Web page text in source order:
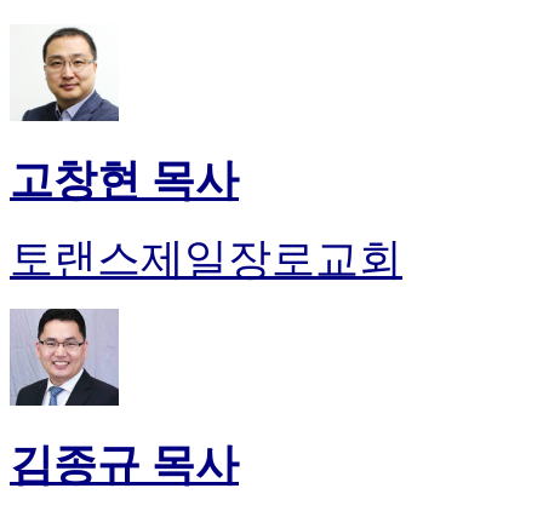
고창현 목사
토랜스제일장로교회
김종규 목사